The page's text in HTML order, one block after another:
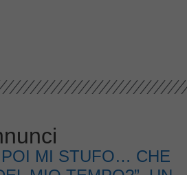
POI MI STUFO… CHE